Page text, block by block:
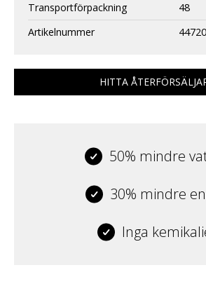
Transportförpackning
48
Artikelnummer
44720
HITTA
50% mindre
30% mindre
Inga